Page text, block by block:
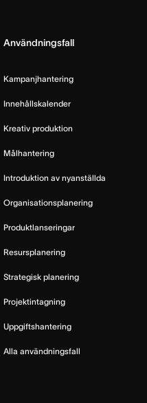
Användningsfall
Kampanjhantering
Innehållskalender
Kreativ produktion
Målhantering
Introduktion av nyanställda
Organisationsplanering
Produktlanseringar
Resursplanering
Strategisk planering
Projektintagning
Uppgiftshantering
Alla användningsfall